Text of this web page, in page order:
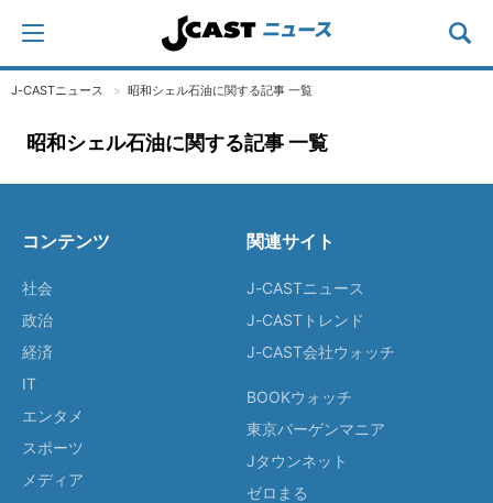
J-CASTニュース 昭和シェル石油に関する記事 一覧
昭和シェル石油に関する記事 一覧
コンテンツ
社会
政治
経済
IT
エンタメ
スポーツ
メディア
関連サイト
J-CASTニュース
J-CASTトレンド
J-CAST会社ウォッチ
BOOKウォッチ
東京バーゲンマニア
Jタウンネット
ゼロまる